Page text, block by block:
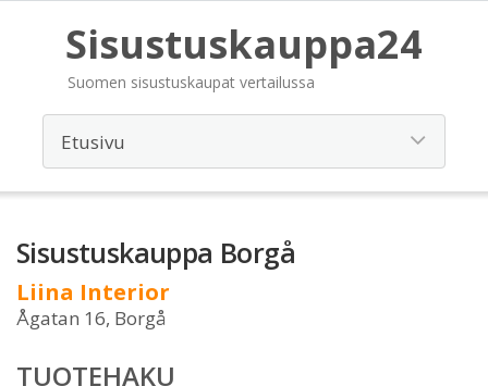
Sisustuskauppa24
Suomen sisustuskaupat vertailussa
Sisustuskauppa Borgå
Liina Interior
Ågatan 16, Borgå
TUOTEHAKU